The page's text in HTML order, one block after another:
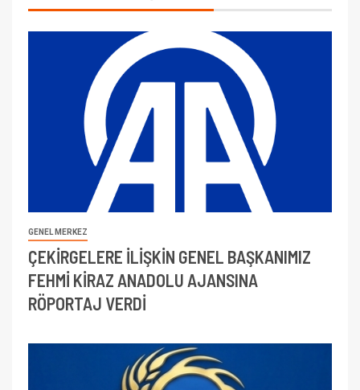
GENEL MERKEZ
ÇEKİRGELERE İLİŞKİN GENEL BAŞKANIMIZ
FEHMİ KİRAZ ANADOLU AJANSINA
RÖPORTAJ VERDİ